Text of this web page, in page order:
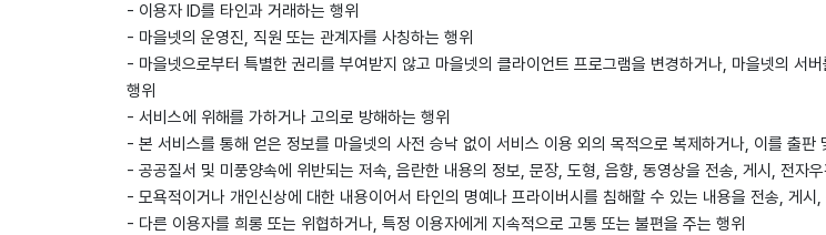
- 이용자 ID를 타인과 거래하는 행위
- 마을넷의 운영진, 직원 또는 관계자를 사칭하는 행위
- 마을넷으로부터 특별한 권리를 부여받지 않고 마을넷의 클라이언트 프로그램을 변경하거나, 마을넷의 서
행위
- 서비스에 위해를 가하거나 고의로 방해하는 행위
- 본 서비스를 통해 얻은 정보를 마을넷의 사전 승낙 없이 서비스 이용 외의 목적으로 복제하거나, 이를 출판
- 공공질서 및 미풍양속에 위반되는 저속, 음란한 내용의 정보, 문장, 도형, 음향, 동영상을 전송, 게시, 전자
- 모욕적이거나 개인신상에 대한 내용이어서 타인의 명예나 프라이버시를 침해할 수 있는 내용을 전송, 게
- 다른 이용자를 희롱 또는 위협하거나, 특정 이용자에게 지속적으로 고통 또는 불편을 주는 행위